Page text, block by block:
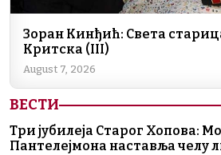
Зоран Кинђић: Света
Критска (III)
August 7, 2026
ВЕСТИ
Три јубилеја Старог Хопова:
Пантелејмона наставља челу